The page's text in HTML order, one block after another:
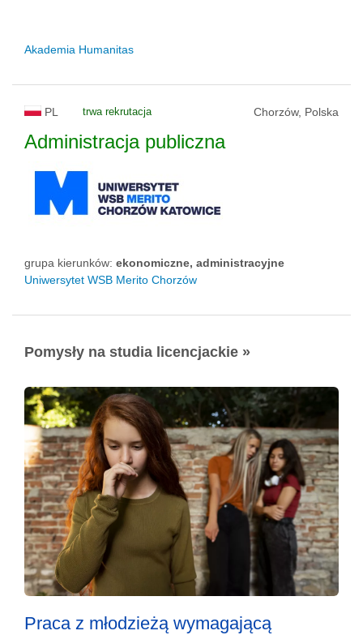
Akademia Humanitas
PL trwa rekrutacja Chorzów, Polska
Administracja publiczna
grupa kierunków: ekonomiczne, administracyjne
Uniwersytet WSB Merito Chorzów
Pomysły na studia licencjackie »
Praca z młodzieżą wymagającą